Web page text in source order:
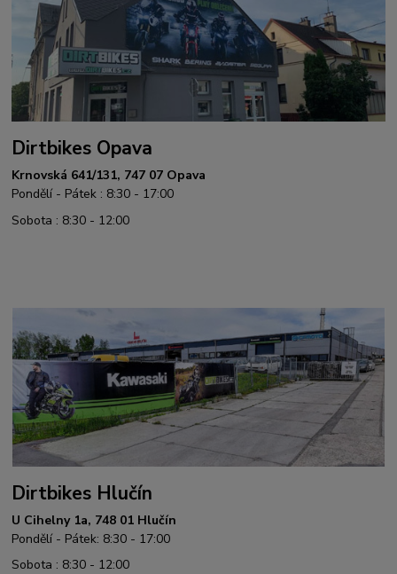
Dirtbikes Opava
Krnovská 641/131, 747 07 Opava
Pondělí - Pátek : 8:30 - 17:00
Sobota : 8:30 - 12:00
Dirtbikes Hlučín
U Cihelny 1a, 748 01 Hlučín
Pondělí - Pátek: 8:30 - 17:00
Sobota : 8:30 - 12:00